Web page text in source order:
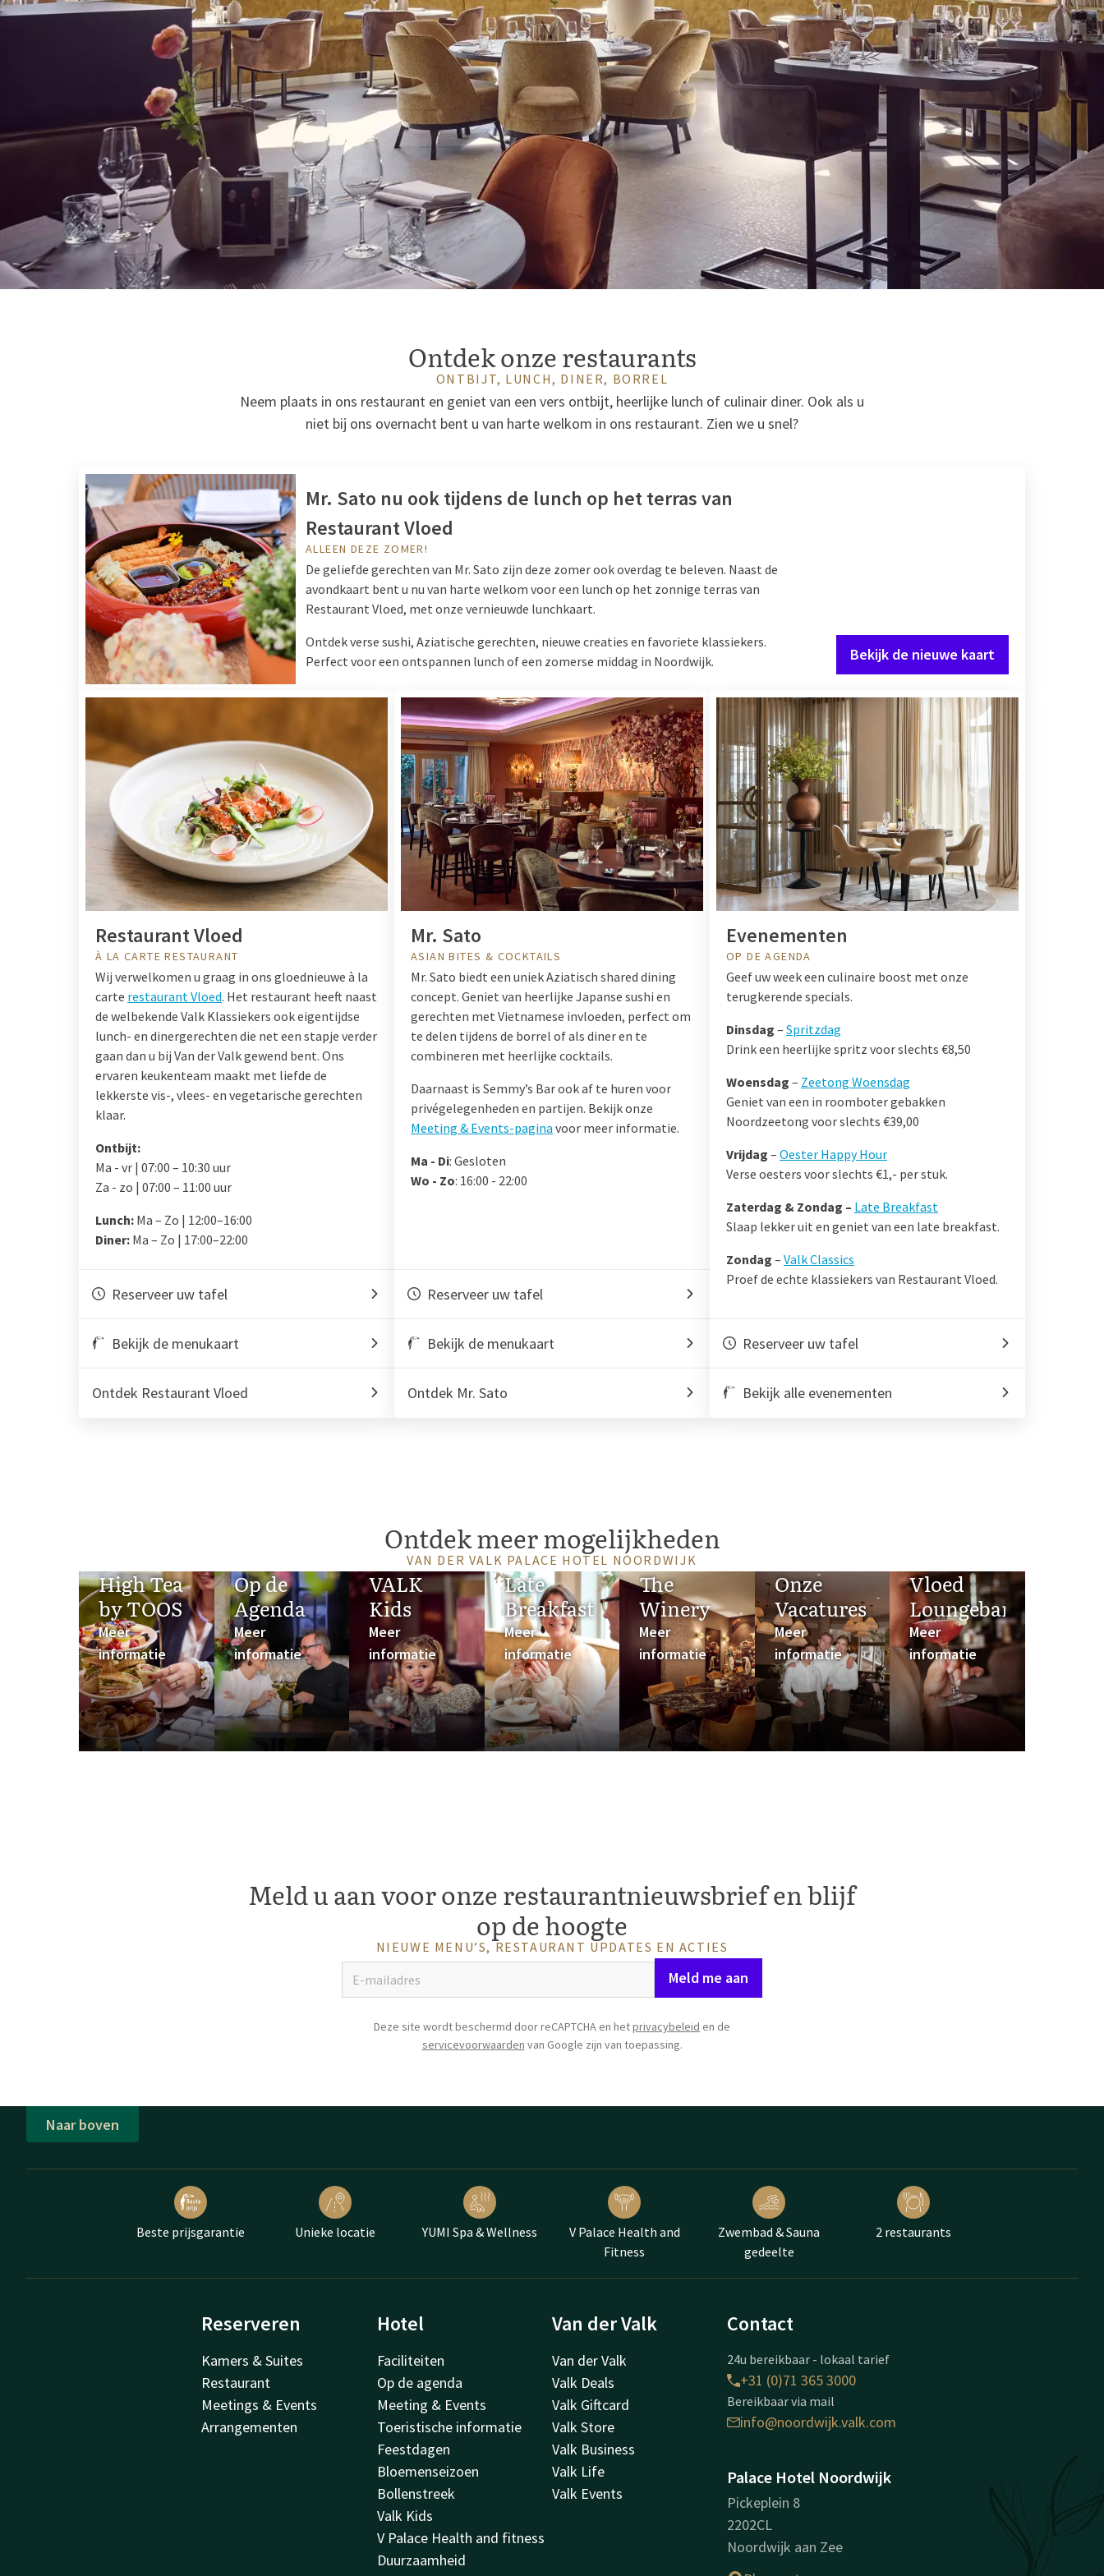
Ontdek onze restaurants
ONTBIJT, LUNCH, DINER, BORREL
Neem plaats in ons restaurant en geniet van een vers ontbijt, heerlijke lunch of culinair diner. Ook als u
niet bij ons overnacht bent u van harte welkom in ons restaurant. Zien we u snel?
Mr. Sato nu ook tijdens de lunch op het terras van
Restaurant Vloed
ALLEEN DEZE ZOMER!
De geliefde gerechten van Mr. Sato zijn deze zomer ook overdag te beleven. Naast de
avondkaart bent u nu van harte welkom voor een lunch op het zonnige terras van
Restaurant Vloed, met onze vernieuwde lunchkaart.
Ontdek verse sushi, Aziatische gerechten, nieuwe creaties en favoriete klassiekers.
Perfect voor een ontspannen lunch of een zomerse middag in Noordwijk.
Bekijk de nieuwe kaart
Restaurant Vloed
À LA CARTE RESTAURANT
Wij verwelkomen u graag in ons gloednieuwe à la
carte restaurant Vloed. Het restaurant heeft naast
de welbekende Valk Klassiekers ook eigentijdse
lunch- en dinergerechten die net een stapje verder
gaan dan u bij Van der Valk gewend bent. Ons
ervaren keukenteam maakt met liefde de
lekkerste vis-, vlees- en vegetarische gerechten
klaar.
Ontbijt:
Ma - vr | 07:00 – 10:30 uur
Za - zo | 07:00 – 11:00 uur
Lunch: Ma – Zo | 12:00–16:00
Diner: Ma – Zo | 17:00–22:00
Reserveer uw tafel
Bekijk de menukaart
Ontdek Restaurant Vloed
Mr. Sato
ASIAN BITES & COCKTAILS
Mr. Sato biedt een uniek Aziatisch shared dining
concept. Geniet van heerlijke Japanse sushi en
gerechten met Vietnamese invloeden, perfect om
te delen tijdens de borrel of als diner en te
combineren met heerlijke cocktails.
Daarnaast is Semmy’s Bar ook af te huren voor
privégelegenheden en partijen. Bekijk onze
Meeting & Events-pagina voor meer informatie.
Ma - Di: Gesloten
Wo - Zo: 16:00 - 22:00
Reserveer uw tafel
Bekijk de menukaart
Ontdek Mr. Sato
Evenementen
OP DE AGENDA
Geef uw week een culinaire boost met onze
terugkerende specials.
Dinsdag – Spritzdag
Drink een heerlijke spritz voor slechts €8,50
Woensdag – Zeetong Woensdag
Geniet van een in roomboter gebakken
Noordzeetong voor slechts €39,00
Vrijdag – Oester Happy Hour
Verse oesters voor slechts €1,- per stuk.
Zaterdag & Zondag – Late Breakfast
Slaap lekker uit en geniet van een late breakfast.
Zondag – Valk Classics
Proef de echte klassiekers van Restaurant Vloed.
Reserveer uw tafel
Bekijk alle evenementen
Ontdek meer mogelijkheden
VAN DER VALK PALACE HOTEL NOORDWIJK
High Tea
by TOOS
Meer
informatie
Op de
Agenda
Meer
informatie
VALK
Kids
Meer
informatie
Late
Breakfast
Meer
informatie
The
Winery
Meer
informatie
Onze
Vacatures
Meer
informatie
Vloed
Loungebar
Meer
informatie
Meld u aan voor onze restaurantnieuwsbrief en blijf
op de hoogte
NIEUWE MENU’S, RESTAURANT UPDATES EN ACTIES
Meld me aan
Deze site wordt beschermd door reCAPTCHA en hetprivacybeleid en de
servicevoorwaarden van Google zijn van toepassing.
Naar boven
Beste prijsgarantie Unieke locatie YUMI Spa & Wellness
V Palace Health and
Fitness
Zwembad & Sauna
gedeelte
2 restaurants
Reserveren
Kamers & Suites
Restaurant
Meetings & Events
Arrangementen
Hotel
Faciliteiten
Op de agenda
Meeting & Events
Toeristische informatie
Feestdagen
Bloemenseizoen
Bollenstreek
Valk Kids
V Palace Health and fitness
Duurzaamheid
Van der Valk
Van der Valk
Valk Deals
Valk Giftcard
Valk Store
Valk Business
Valk Life
Valk Events
Contact
24u bereikbaar - lokaal tarief
+31 (0)71 365 3000
Bereikbaar via mail
info@noordwijk.valk.com
Palace Hotel Noordwijk
Pickeplein 8
2202CL
Noordwijk aan Zee